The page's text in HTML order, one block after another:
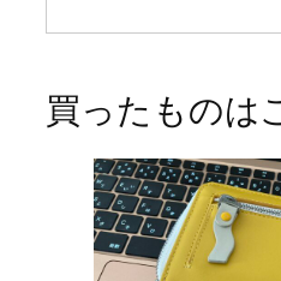
買ったものは